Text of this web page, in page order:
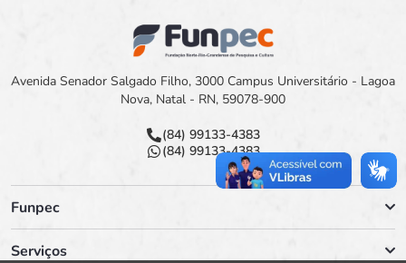
Avenida Senador Salgado Filho, 3000 Campus Universitário - Lagoa
Nova, Natal - RN, 59078-900
(84) 99133-4383
(84) 99133-4383
Funpec
Serviços